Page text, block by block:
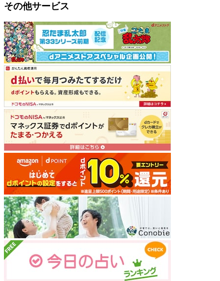
その他サービス